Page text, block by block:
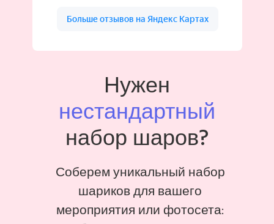
Нужен
нестандартный
набор шаров?
Соберем уникальный набор
шариков для вашего
мероприятия или фотосета: